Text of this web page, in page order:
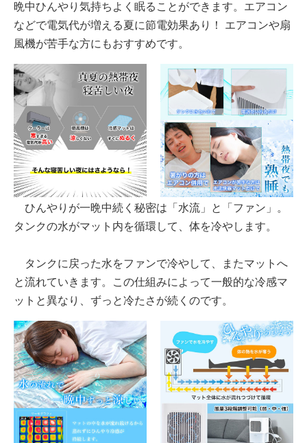
晩中ひんやり気持ちよく眠ることができます。エアコン
などで電気代が増える夏に節電効果あり！ エアコンや扇
風機が苦手な方にもおすすめです。
ひんやりが一晩中続く秘密は「水流」と「ファン」。
タンクの水がマット内を循環して、体を冷やします。
タンクに戻った水をファンで冷やして、またマットへ
と流れていきます。この仕組みによって一般的な冷感マ
ットと異なり、ずっと冷たさが続くのです。